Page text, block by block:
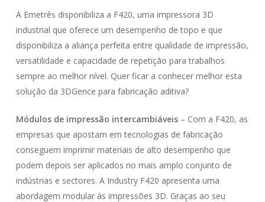
A Emetrês disponibiliza a F420, uma impressora 3D
industrial que oferece um desempenho de topo e que
disponibiliza a aliança perfeita entre qualidade de impressão,
versatilidade e capacidade de repetição para trabalhos
sempre ao melhor nível. Quer ficar a conhecer melhor esta
solução da 3DGence para fabricação aditiva?
Módulos de impressão intercambiáveis– Com a F420, as
empresas que apostam em tecnologias de fabricação
conseguem imprimir materiais de alto desempenho que
podem depois ser aplicados no mais amplo conjunto de
indústrias e sectores. A Industry F420 apresenta uma
abordagem modular às impressões 3D. Graças ao seu